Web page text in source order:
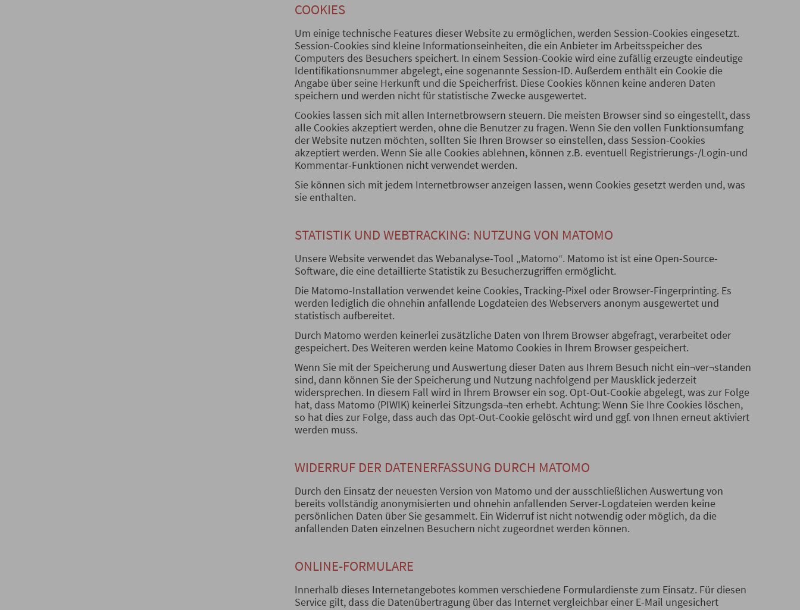
COOKIES
Um einige technische Features dieser Website zu ermöglichen, werden Session-Cookies eingesetzt.
Session-Cookies sind kleine Informationseinheiten, die ein Anbieter im Arbeitsspeicher des
Computers des Besuchers speichert. In einem Session-Cookie wird eine zufällig erzeugte eindeutige
Identifikationsnummer abgelegt, eine sogenannte Session-ID. Außerdem enthält ein Cookie die
Angabe über seine Herkunft und die Speicherfrist. Diese Cookies können keine anderen Daten
speichern und werden nicht für statistische Zwecke ausgewertet.
Cookies lassen sich mit allen Internetbrowsern steuern. Die meisten Browser sind so eingestellt, dass
alle Cookies akzeptiert werden, ohne die Benutzer zu fragen. Wenn Sie den vollen Funktionsumfang
der Website nutzen möchten, sollten Sie Ihren Browser so einstellen, dass Session-Cookies
akzeptiert werden. Wenn Sie alle Cookies ablehnen, können z.B. eventuell Registrierungs-/Login-und
Kommentar-Funktionen nicht verwendet werden.
Sie können sich mit jedem Internetbrowser anzeigen lassen, wenn Cookies gesetzt werden und, was
sie enthalten.
STATISTIK UND WEBTRACKING: NUTZUNG VON MATOMO
Unsere Website verwendet das Webanalyse-Tool „Matomo“. Matomo ist ist eine Open-Source-
Software, die eine detaillierte Statistik zu Besucherzugriffen ermöglicht.
Die Matomo-Installation verwendet keine Cookies, Tracking-Pixel oder Browser-Fingerprinting. Es
werden lediglich die ohnehin anfallende Logdateien des Webservers anonym ausgewertet und
statistisch aufbereitet.
Durch Matomo werden keinerlei zusätzliche Daten von Ihrem Browser abgefragt, verarbeitet oder
gespeichert. Des Weiteren werden keine Matomo Cookies in Ihrem Browser gespeichert.
Wenn Sie mit der Speicherung und Auswertung dieser Daten aus Ihrem Besuch nicht ein¬ver¬standen
sind, dann können Sie der Speicherung und Nutzung nachfolgend per Mausklick jederzeit
widersprechen. In diesem Fall wird in Ihrem Browser ein sog. Opt-Out-Cookie abgelegt, was zur Folge
hat, dass Matomo (PIWIK) keinerlei Sitzungsda¬ten erhebt. Achtung: Wenn Sie Ihre Cookies löschen,
so hat dies zur Folge, dass auch das Opt-Out-Cookie gelöscht wird und ggf. von Ihnen erneut aktiviert
werden muss.
WIDERRUF DER DATENERFASSUNG DURCH MATOMO
Durch den Einsatz der neuesten Version von Matomo und der ausschließlichen Auswertung von
bereits vollständig anonymisierten und ohnehin anfallenden Server-Logdateien werden keine
persönlichen Daten über Sie gesammelt. Ein Widerruf ist nicht notwendig oder möglich, da die
anfallenden Daten einzelnen Besuchern nicht zugeordnet werden können.
ONLINE-FORMULARE
Innerhalb dieses Internetangebotes kommen verschiedene Formulardienste zum Einsatz. Für diesen
Service gilt, dass die Datenübertragung über das Internet vergleichbar einer E-Mail ungesichert